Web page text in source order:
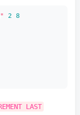
2 8
LAST